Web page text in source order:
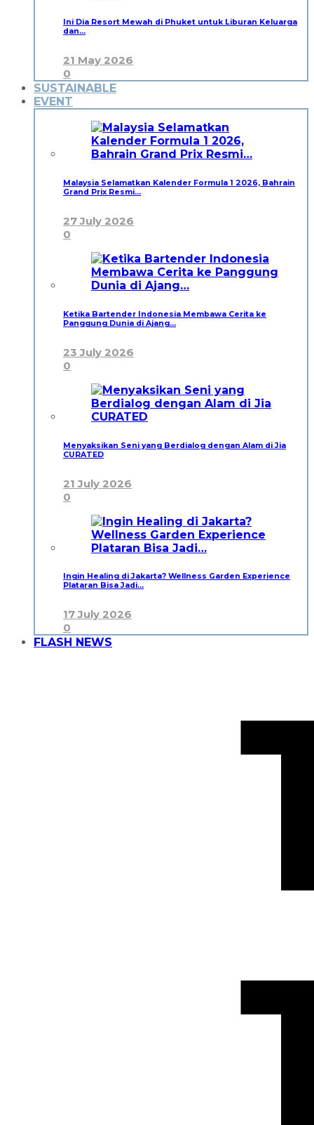
Ini Dia Resort Mewah di Phuket untuk Liburan Keluarga
dan…
21 May 2026
0
SUSTAINABLE
EVENT
Malaysia Selamatkan Kalender Formula 1 2026, Bahrain
Grand Prix Resmi…
27 July 2026
0
Ketika Bartender Indonesia Membawa Cerita ke
Panggung Dunia di Ajang…
23 July 2026
0
Menyaksikan Seni yang Berdialog dengan Alam di Jia
CURATED
21 July 2026
0
Ingin Healing di Jakarta? Wellness Garden Experience
Plataran Bisa Jadi…
17 July 2026
0
FLASH NEWS